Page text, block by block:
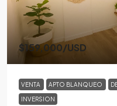
$159,000/USD
VENTA APTO BLANQUEO
INVERSION